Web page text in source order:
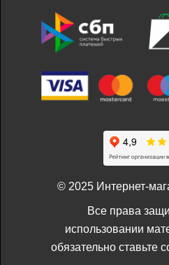
© 2025 Интернет-
Все права
использовании
обязательно ставьте